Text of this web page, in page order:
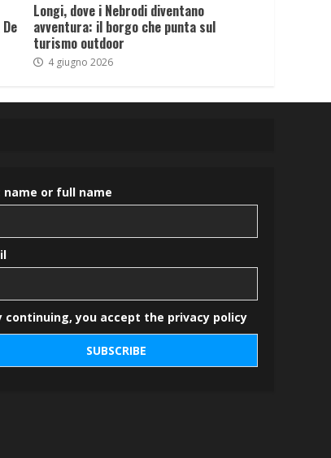
Longi, dove i Nebrodi diventano
avventura: il borgo che punta sul
turismo outdoor
4 giugno 2026
name or full name
continuing, you accept the privacy policy